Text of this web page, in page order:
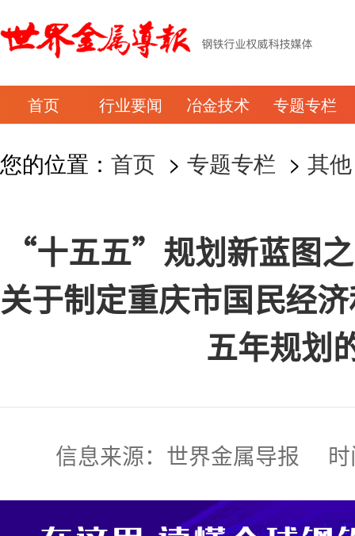
首页 行业要闻 冶金技术 专题专栏
您的位置： 首页 > 专题专栏 > 其他
“十五五”规划新蓝图
关于制定重庆市国民经
五年规划
信息来源：世界金属导报 时